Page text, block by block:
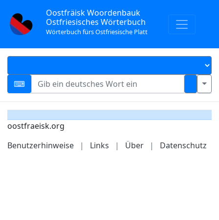
Oostfräisk Woordenbauk
Ostfriesisches Wörterbuch
Wörterbuch fürs Ostfriesische Platt
oostfraeisk.org
Benutzerhinweise
| Links | Über | Datenschutz